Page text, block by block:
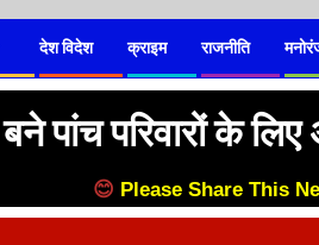
देश विदेश क्राइम राजनीति
पांच परिवारों के लिए
😊 Please Share This